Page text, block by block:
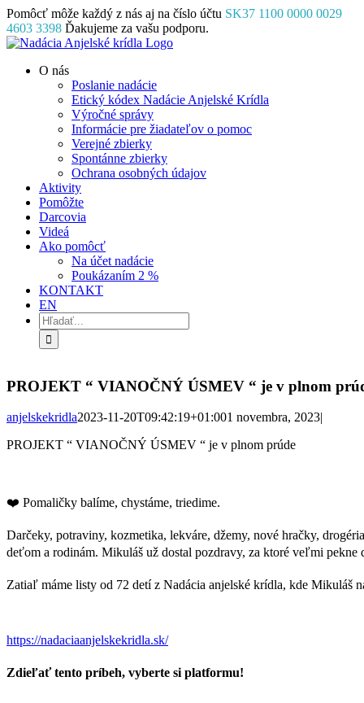
Skip
to
content
Pomôcť môže každý z nás aj na číslo účtu SK37 1100 0000 0029
4603 3398 Ďakujeme za vašu podporu.
Facebook
Instagram
YouTube
O nás
Poslanie nadácie
Etický kódex Nadácie Anjelské Krídla
Výročné správy
Informácie pre žiadateľov o pomoc
Verejné zbierky
Spontánne zbierky
Ochrana osobných údajov
Aktivity
Pomôžte
Darcovia
Videá
Ako pomôcť
Na účet nadácie
Poukázaním 2 %
KONTAKT
EN
Hľadať:
PROJEKT “ VIANOČNÝ ÚSMEV “ je v plnom
anjelskekridla2023-11-20T09:42:19+01:001 novembra, 2023|
PROJEKT “ VIANOČNÝ ÚSMEV “ je v plnom prúde
❤️ Pomaličky balíme, chystáme, triedime.
Darčeky, potraviny, kozmetika, lekváre, džemy, nové hračky,
deťom a rodinám. Mikuláš už dostal pozdravy, za ktoré veľmi
Zatiaľ máme listy od 72 detí z Nadácia anjelské krídla, kde Mikuláš
https://nadaciaanjelskekridla.sk/
Zdieľať tento príbeh, vyberte si platformu!